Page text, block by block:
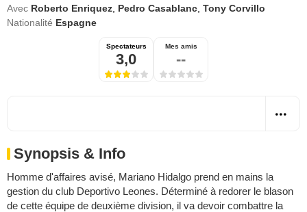
Avec Roberto Enriquez Pedro Casablanc Tony Corvillo
Nationalité Espagne
Spectateurs
3,0
Mes amis
--
Synopsis & Info
Homme d'affaires avisé, Mariano Hidalgo prend en mains la
gestion du club Deportivo Leones. Déterminé à redorer le blason
de cette équipe de deuxième division, il va devoir combattre la